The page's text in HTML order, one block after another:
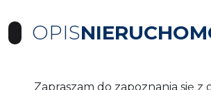
OPIS
Zapraszam do zapoznania się z